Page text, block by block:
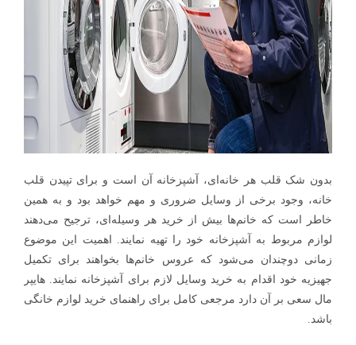
بدون شک قلب هر خانه‌ای، آشپزخانه آن است و برای تپیدن قلب
خانه، وجود برخی از وسایل ضروری و مهم خواهد بود و به همین
خاطر است که خانم‌ها بیش از خرید هر وسیله‌ای، ترجیح می‌دهند
لوازم مربوط به آشپزخانه خود را تهیه نمایند. اهمیت این موضوع
زمانی دوچندان می‌شود که عروس خانم‌ها بخواهند برای تکمیل
جهیزیه خود اقدام به خرید وسایل لازم برای آشپزخانه نمایند. هایپر
مال سعی بر آن دارد مرجعی کامل برای راهنمای خرید لوازم خانگی
باشد.